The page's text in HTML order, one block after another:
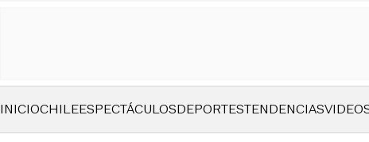
INICIOCHILEESPECTÁCULOSDEPORTESTENDENCIAS